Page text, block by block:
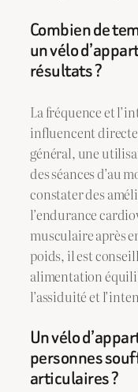
Combien de
un vélo
résultats ?
La fréquence et
influencent
général, une
des séances d’au
constater des
l’endurance
musculaire après
poids, il est
alimentation
l’assiduité et
Un vélo
personnes
articulaires ?